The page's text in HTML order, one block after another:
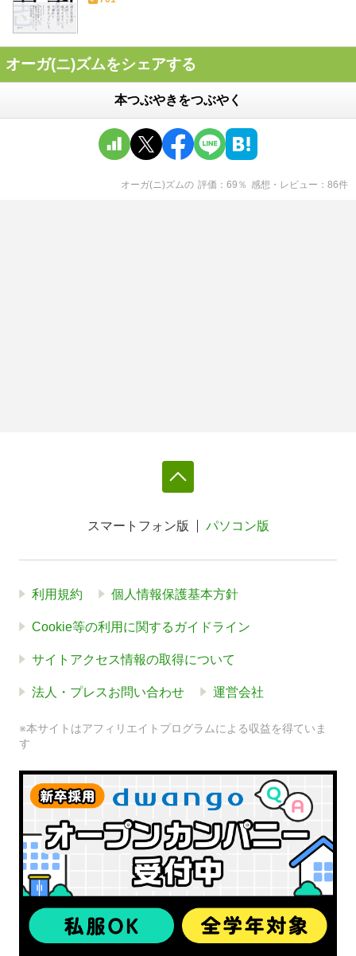
オーガ(ニ)ズムをシェアする
本つぶやきをつぶやく
オーガ(ニ)ズムの 評価 69 ％ 感想・レビュー 86件
スマートフォン版 パソコン版
利用規約 個人情報保護基本方針
Cookie等の利用に関するガイドライン
サイトアクセス情報の取得について
法人・プレスお問い合わせ 運営会社
※本サイトはアフィリエイトプログラムによる収益を得ていま
す